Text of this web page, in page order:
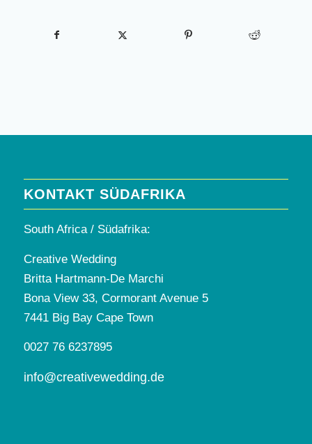
KONTAKT SÜDAFRIKA
South Africa / Südafrika:
Creative Wedding
Britta Hartmann-De Marchi
Bona View 33, Cormorant Avenue 5
7441 Big Bay Cape Town
0027 76 6237895
info@creativewedding.de